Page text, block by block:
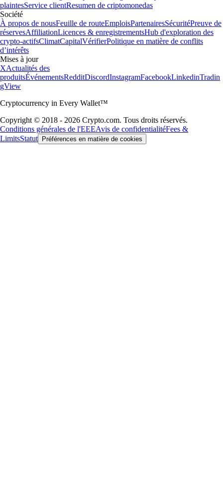
plaintesService clientResumen de criptomonedas
Société
À propos de nousFeuille de routeEmploisPartenairesSécuritéPreuve de
réservesAffiliationLicences & enregistrementsHub d'exploration des
crypto-actifsClimatCapitalVérifierPolitique en matière de conflits
d’intérêts
Mises à jour
XActualités des
produitsÉvénementsRedditDiscordInstagramFacebookLinkedinTradin
gView
Cryptocurrency in Every Wallet™
Copyright © 2018 - 2026 Crypto.com. Tous droits réservés.
Conditions générales de l'EEEAvis de confidentialitéFees &
LimitsStatut Préférences en matière de cookies